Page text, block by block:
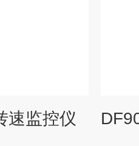
速监控仪